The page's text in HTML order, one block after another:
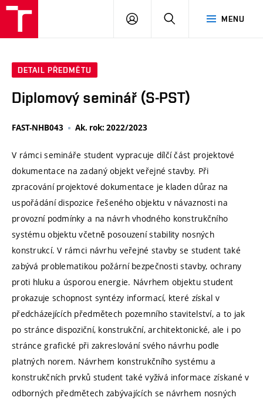
MENU
PŘIHLÁSIT
DETAIL PŘEDMĚTU
Diplomový seminář (S-PST)
FAST-NHB043 Ak. rok: 2022/2023
V rámci semináře student vypracuje dílčí část projektové
dokumentace na zadaný objekt veřejné stavby. Při
zpracování projektové dokumentace je kladen důraz na
uspořádání dispozice řešeného objektu v návaznosti na
provozní podmínky a na návrh vhodného konstrukčního
systému objektu včetně posouzení stability nosných
konstrukcí. V rámci návrhu veřejné stavby se student také
zabývá problematikou požární bezpečnosti stavby, ochrany
proti hluku a úsporou energie. Návrhem objektu student
prokazuje schopnost syntézy informací, které získal v
předcházejících předmětech pozemního stavitelství, a to jak
po stránce dispoziční, konstrukční, architektonické, ale i po
stránce grafické při zakreslování svého návrhu podle
platných norem. Návrhem konstrukčního systému a
konstrukčních prvků student také vyžívá informace získané v
odborných předmětech zabývajících se návrhem nosných